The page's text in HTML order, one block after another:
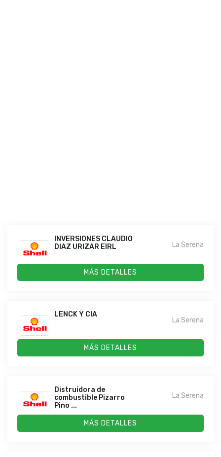
INVERSIONES CLAUDIO
DIAZ URIZAR EIRL
La Serena
MÁS DETALLES
LENCK Y CIA
La Serena
MÁS DETALLES
Distruidora de
combustible Pizarro
Pino ...
La Serena
MÁS DETALLES